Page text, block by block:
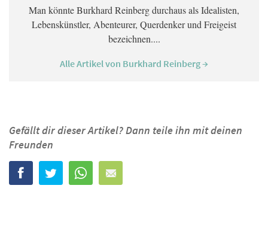
Man könnte Burkhard Reinberg durchaus als Idealisten,
Lebenskünstler, Abenteurer, Querdenker und Freigeist
bezeichnen....
Alle Artikel von Burkhard Reinberg →
Gefällt dir dieser Artikel? Dann teile ihn mit deinen
Freunden